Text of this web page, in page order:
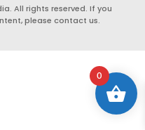
All rights reserved. If you
please contact us.
0